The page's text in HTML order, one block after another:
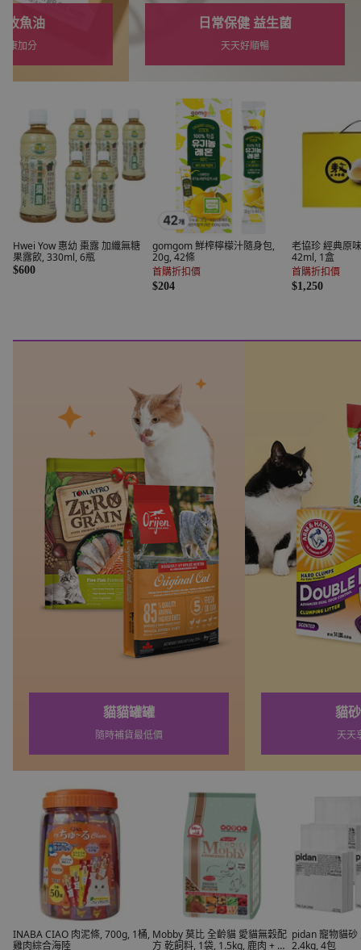
益生菌
好順暢
好吸收魚油
為健康加分
Hwei Yow 惠幼 棗露 加纖無糖
果露飲, 330ml, 6瓶
$600
gomgom 鮮榨檸檬汁隨身包,
20g, 42條
首購折扣價
$204
老協珍 經典原
42ml, 1盒
首購折扣價
$1,250
貓砂補貨
天天享折扣
寵物
新品
INABA CIAO 肉泥條, 700g, 1桶,
雞肉綜合海陸
Mobby 莫比 全齡貓 愛貓無穀配
方 乾飼料, 1袋, 1.5kg, 鹿肉 + 煙
pidan 寵物貓砂
2.4kg, 4包